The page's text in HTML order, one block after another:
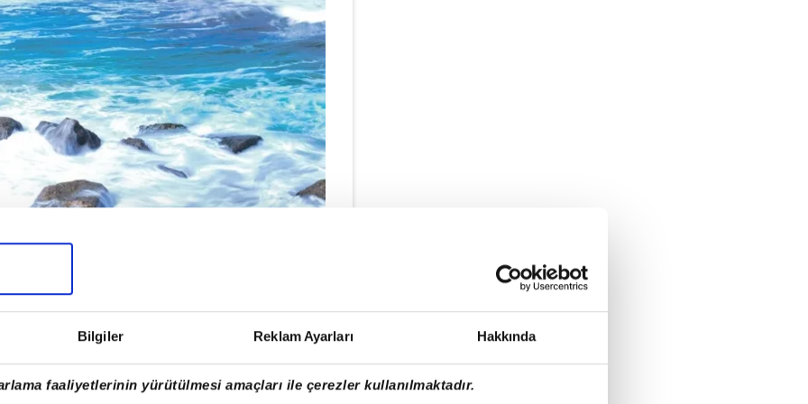
Bilgiler Reklam Ayarları Hakkında
faaliyetlerinin yürütülmesi amaçları ile çerezler kullanılmaktadır.
Atlantik'in serinliğini
Monte Urgull'ün tarihi patikalarından
Mota'nın gölgesinde şehri panoramik